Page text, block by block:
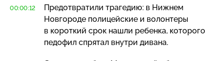
00:00:12
Предотвратили трагедию: в Нижнем
Новгороде полицейские и волонтеры
в короткий срок нашли ребенка, которого
педофил спрятал внутри дивана.